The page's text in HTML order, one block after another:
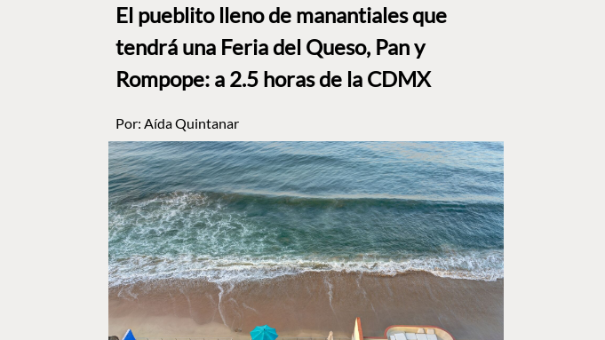
El pueblito lleno de manantiales que
tendrá una Feria del Queso, Pan y
Rompope: a 2.5 horas de la CDMX
Por: Aída Quintanar